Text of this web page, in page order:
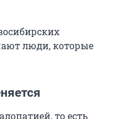
люди, которые
то есть